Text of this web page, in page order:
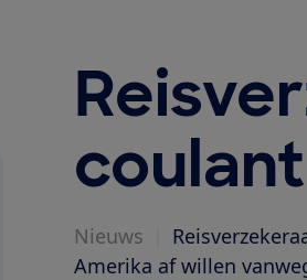
Nieuws
Amerika af willen